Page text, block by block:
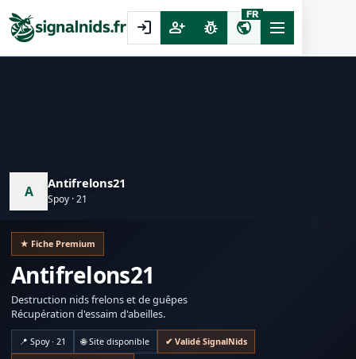
login person_add pest_control public
FR
A
Antifrelons21
Spoy · 21
★ Fiche Premium
Antifrelons21
Destruction nids frelons et de guêpes
Récupération d'essaim d'abeilles.
📍 Spoy · 21 🌐 Site disponible ✔ Validé SignalNids